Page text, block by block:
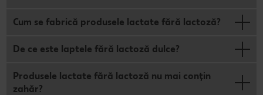
Cum se fabrică produsele lactate fără lactoză?
De ce este laptele fără lactoză dulce?
Produsele lactate fără lactoză nu mai conțin
zahăr?